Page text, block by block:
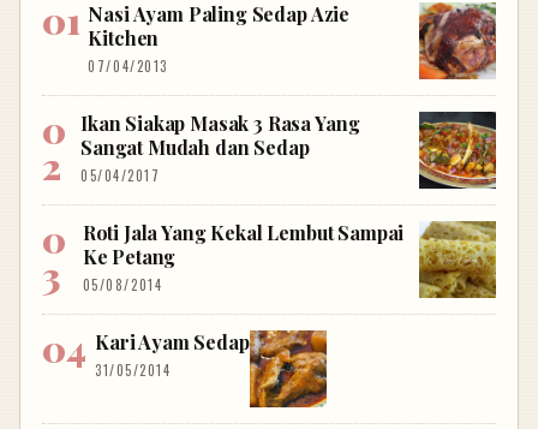
Nasi Ayam Paling Sedap Azie
Kitchen
07/04/2013
Ikan Siakap Masak 3 Rasa Yang
Sangat Mudah dan Sedap
05/04/2017
Roti Jala Yang Kekal Lembut Sampai
Ke Petang
05/08/2014
Kari Ayam Sedap
31/05/2014